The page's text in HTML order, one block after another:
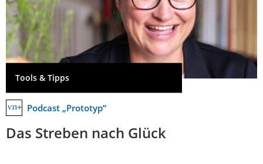
Tools & Tipps
Podcast „Prototyp“
Das Streben nach Glück